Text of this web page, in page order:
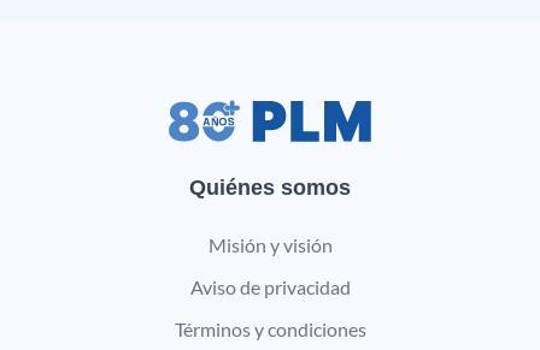
Quiénes somos
Misión y visión
Aviso de privacidad
Términos y condiciones